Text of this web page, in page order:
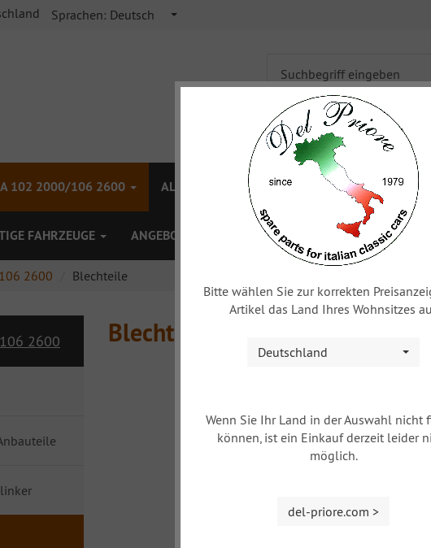
Sprachen: Deutsch
102 2000/106 2600 ALFA 750/101 ALFA 105/115 FIAT
FAHRZEUGE ANGEBOTE PREISLISTEN GUTSCHEINE
2600 Blechteile
Blechteile
2600
Bitte wählen Sie zur korrekten
Artikel das Land Ihres Wohnsitzes
Deutschland
Wenn Sie Ihr Land in der Auswahl nicht
können, ist ein Einkauf derzeit leider
möglich.
del-priore.com >